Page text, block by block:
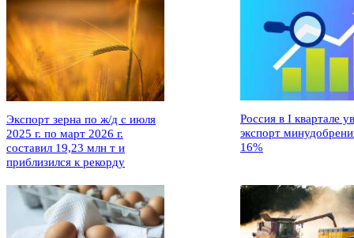
Экспорт зерна по ж/д с июля
2025 г. по март 2026 г.
составил 19,23 млн т и
приблизился к рекорду
Россия в I квартале
экспорт
16%